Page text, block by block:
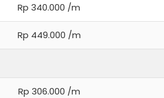
Rp 340.000 /m
Rp 449.000 /m
Rp 306.000 /m